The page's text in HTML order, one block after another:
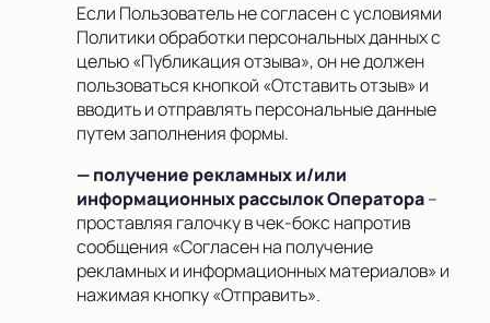
Если Пользователь не согласен с условиями
Политики обработки персональных данных с
целью «Публикация отзыва», он не должен
пользоваться кнопкой «Отставить отзыв» и
вводить и отправлять персональные данные
путем заполнения формы.
— получение рекламных и/или
информационных рассылок Оператора–
проставляя галочку в чек-бокс напротив
сообщения «Согласен на получение
рекламных и информационных материалов» и
нажимая кнопку «Отправить».